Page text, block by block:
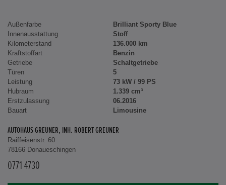
Außenfarbe
Brilliant Sporty Blue
Innenausstattung
Stoff
Kilometerstand
136.000 km
Kraftstoffart
Benzin
Getriebe
Schaltgetriebe
Türen
5
Leistung
73 kW / 99 PS
Hubraum
1.339 cm³
Erstzulassung
06.2016
Bauart
Limousine
AUTOHAUS GREUNER, INH. ROBERT GREUNER
Raiffeisenstr. 60
78166 Donaueschingen
0771 4730